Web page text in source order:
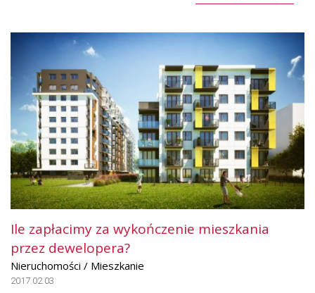
Ile zapłacimy za wykończenie mieszkania
przez dewelopera?
Nieruchomości / Mieszkanie
2017.02.03